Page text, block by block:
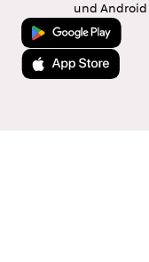
und Android
Jetzt bei Google Play
Laden im App Store